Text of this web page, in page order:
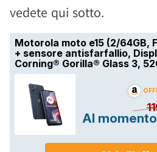
vedete qui sotto.